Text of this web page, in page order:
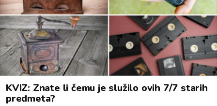
KVIZ: Znate li čemu je služilo ovih 7/7 starih
predmeta?